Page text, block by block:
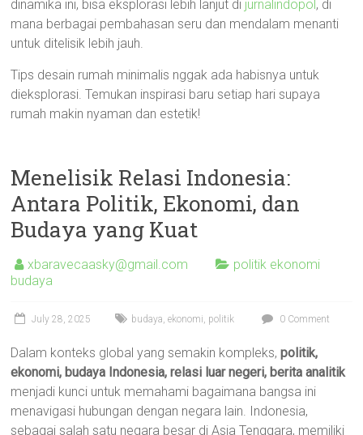
dinamika ini, bisa eksplorasi lebih lanjut di jurnalindopol, di
mana berbagai pembahasan seru dan mendalam menanti
untuk ditelisik lebih jauh.
Tips desain rumah minimalis nggak ada habisnya untuk
dieksplorasi. Temukan inspirasi baru setiap hari supaya
rumah makin nyaman dan estetik!
Menelisik Relasi Indonesia:
Antara Politik, Ekonomi, dan
Budaya yang Kuat
xbaravecaasky@gmail.com
politik ekonomi
budaya
July 28, 2025 budaya,ekonomi, politik 0 Comment
Dalam konteks global yang semakin kompleks,politik,
ekonomi, budaya Indonesia, relasi luar negeri, berita analitik
menjadi kunci untuk memahami bagaimana bangsa ini
menavigasi hubungan dengan negara lain. Indonesia,
sebagai salah satu negara besar di Asia Tenggara, memiliki